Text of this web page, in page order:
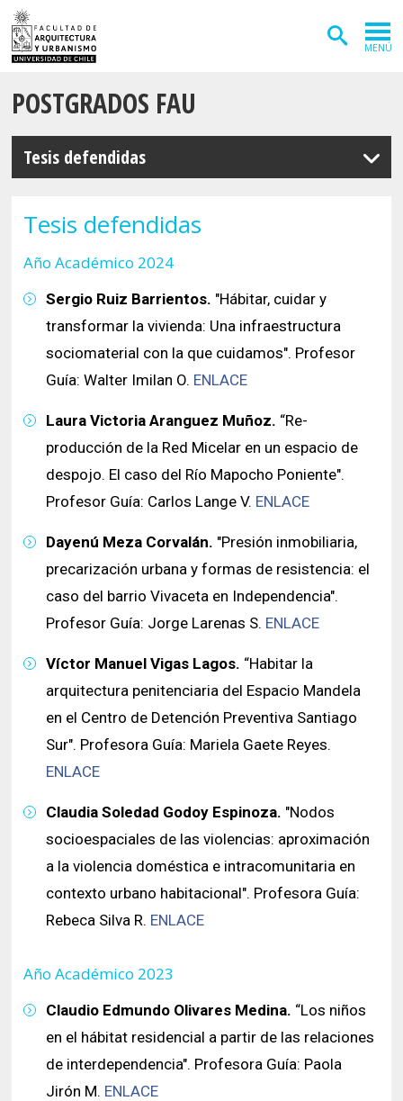
MENÚ
ADMISIÓN
CARRERAS
POSTGRADOS
INVESTIGACIÓN
EXTENSIÓN
DEPARTAMENTOS
Arquitectura
Diseño
INSTITUTOS
Vivienda
FACULTAD
Estudiantes
Académicos
Funcionarios
Egresados
POSTGRADOS FAU
Tesis defendidas
Tesis defendidas
Año Académico 2024
Sergio Ruiz Barrientos. "Hábitar, cuidar y
transformar la vivienda: Una infraestructura
sociomaterial con la que cuidamos". Profesor
Guía: Walter Imilan O. ENLACE
Laura Victoria Aranguez Muñoz. “Re-
producción de la Red Micelar en un espacio de
despojo. El caso del Río Mapocho Poniente".
Profesor Guía: Carlos Lange V. ENLACE
Dayenú Meza Corvalán. "Presión inmobiliaria,
precarización urbana y formas de resistencia: el
caso del barrio Vivaceta en Independencia".
Profesor Guía: Jorge Larenas S. ENLACE
Víctor Manuel Vigas Lagos. “Habitar la
arquitectura penitenciaria del Espacio Mandela
en el Centro de Detención Preventiva Santiago
Sur". Profesora Guía: Mariela Gaete Reyes.
ENLACE
Claudia Soledad Godoy Espinoza. "Nodos
socioespaciales de las violencias: aproximación
a la violencia doméstica e intracomunitaria en
contexto urbano habitacional". Profesora Guía:
Rebeca Silva R. ENLACE
Año Académico 2023
Claudio Edmundo Olivares Medina. “Los niños
en el hábitat residencial a partir de las relaciones
de interdependencia". Profesora Guía: Paola
Jirón M. ENLACE